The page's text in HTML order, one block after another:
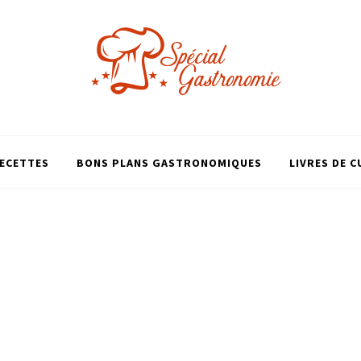
BONS PLANS GASTRONOMIQUES LIVRES DE